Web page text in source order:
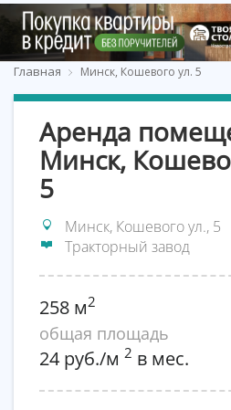
Главная Минск, Кошевого ул. 5
Аренда
Минск,
5
Минск, Кошевого ул., 5
Тракторный завод
258 м2
общая площадь
24 руб./м 2 в мес.